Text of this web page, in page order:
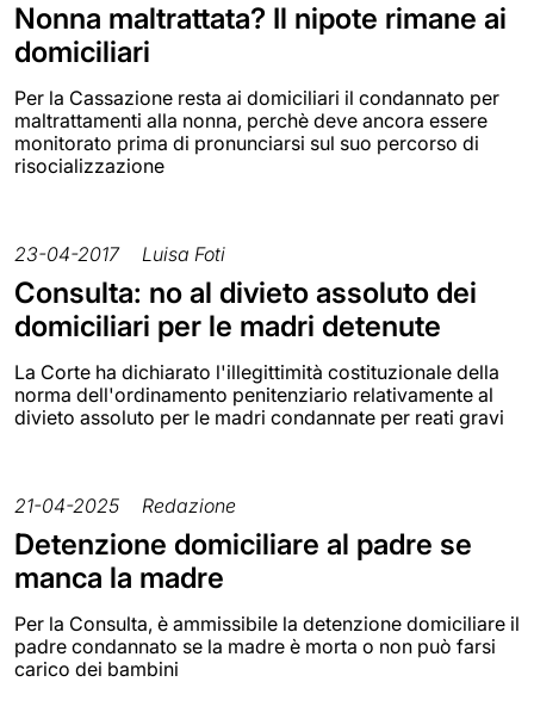
Nonna maltrattata? Il nipote rimane ai
domiciliari
Per la Cassazione resta ai domiciliari il condannato per
maltrattamenti alla nonna, perchè deve ancora essere
monitorato prima di pronunciarsi sul suo percorso di
risocializzazione
23-04-2017 Luisa Foti
Consulta: no al divieto assoluto dei
domiciliari per le madri detenute
La Corte ha dichiarato l'illegittimità costituzionale della
norma dell'ordinamento penitenziario relativamente al
divieto assoluto per le madri condannate per reati gravi
21-04-2025 Redazione
Detenzione domiciliare al padre se
manca la madre
Per la Consulta, è ammissibile la detenzione domiciliare il
padre condannato se la madre è morta o non può farsi
carico dei bambini